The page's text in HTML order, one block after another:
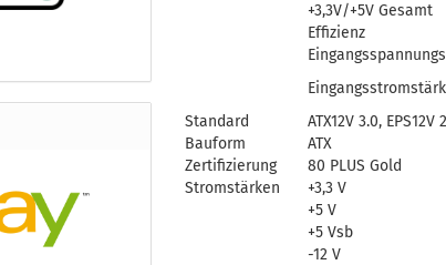
+3,3V/+5V Gesamt
Effizienz
Standard
ATX12V 3.0, EPS12V
Bauform
ATX
Zertifizierung
80 PLUS Gold
Stromstärken
+3,3 V
+5 V
+5 Vsb
-12 V